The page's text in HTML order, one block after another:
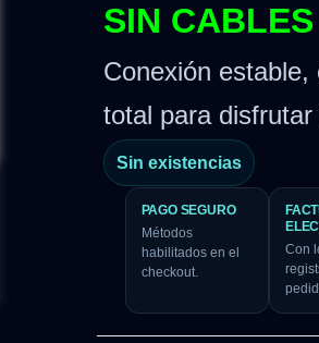
SIN CABLES
Conexión
total para
Sin existencias
PAGO SEGURO
Métodos
habilitados en el
checkout.
Con